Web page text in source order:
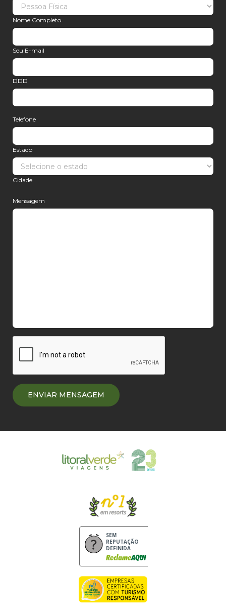
Nome Completo
Seu E-mail
DDD
Telefone
Estado
Cidade
Mensagem
SEM
REPUTAÇÃO
DEFINIDA